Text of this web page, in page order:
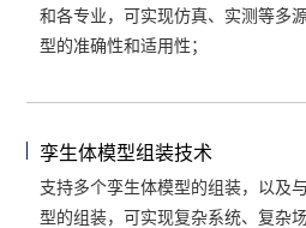
和各专业，可实现仿真、实测等多
型的准确性和适用性；
孪生体模型组装技术
支持多个孪生体模型的组装，以及
型的组装，可实现复杂系统、复杂